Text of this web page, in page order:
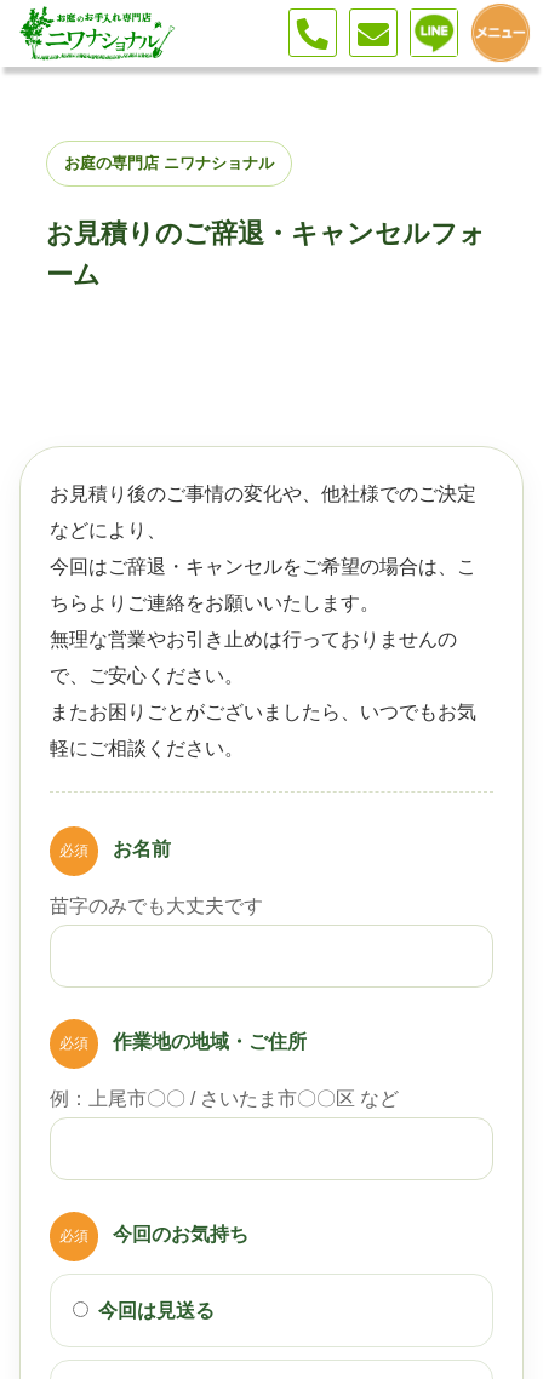
お庭の専門店 ニワナショナル
お見積りのご辞退・キャンセルフォ
ーム
お見積り後のご事情の変化や、他社様でのご決定
などにより、
今回はご辞退・キャンセルをご希望の場合は、こ
ちらよりご連絡をお願いいたします。
無理な営業やお引き止めは行っておりませんの
で、ご安心ください。
またお困りごとがございましたら、いつでもお気
軽にご相談ください。
必須 お名前
苗字のみでも大丈夫です
必須 作業地の地域・ご住所
例：上尾市〇〇 / さいたま市〇〇区 など
必須 今回のお気持ち
今回は見送る